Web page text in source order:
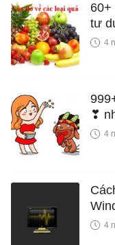
60+
tư
4
❣
4
4